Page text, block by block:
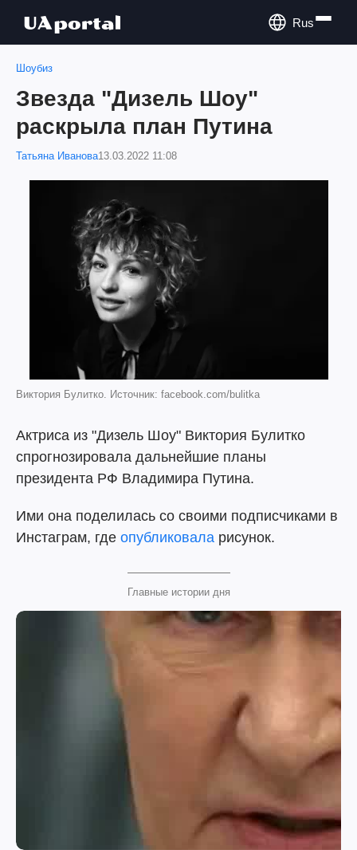
Rus
Шоубиз
Звезда "Дизель Шоу"
раскрыла план Путина
Татьяна Иванова13.03.2022 11:08
Виктория Булитко. Источник: facebook.com/bulitka
Актриса из "Дизель Шоу" Виктория Булитко
спрогнозировала дальнейшие планы
президента РФ Владимира Путина.
Ими она поделилась со своими подписчиками в
Инстаграм, где опубликовала рисунок.
Главные истории дня